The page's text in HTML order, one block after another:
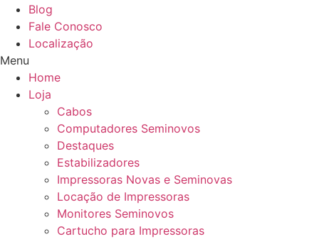
Blog
Fale Conosco
Localização
Menu
Home
Loja
Cabos
Computadores Seminovos
Destaques
Estabilizadores
Impressoras Novas e Seminovas
Locação de Impressoras
Monitores Seminovos
Cartucho para Impressoras